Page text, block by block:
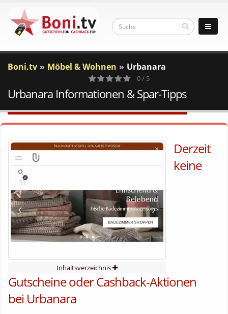
Boni.tv Möbel & Wohnen Urbanara
0
Votes
0 / 5
Urbanara Informationen & Spar-Tipps
Inhaltsverzeichnis
Derzeit
keine
Gutscheine oder Cashback-Aktionen
bei Urbanara